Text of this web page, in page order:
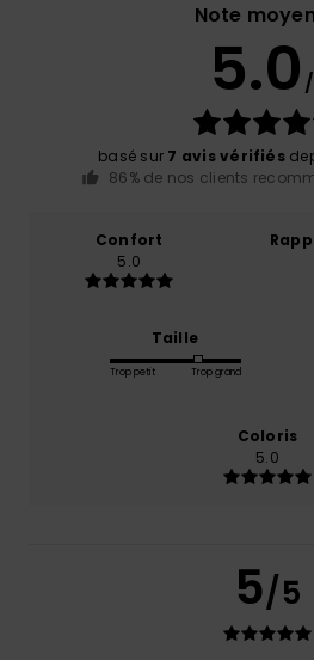
Note
5.0
basé sur 7 avis vérifiés
86% de nos clients
Confort
5.0
Taille
Trop petit Trop grand
Coloris
5.0
5/5